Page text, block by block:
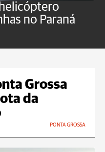
no Paraná
Grossa
da
PONTA GROSSA